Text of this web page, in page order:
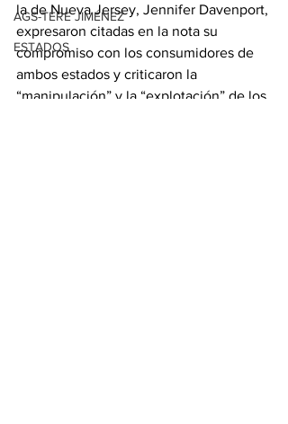
AGS-TERE JIMÉNEZ
ESTADOS
la de Nueva Jersey, Jennifer Davenport,
expresaron citadas en la nota su
compromiso con los consumidores de
ambos estados y criticaron la
“manipulación” y la “explotación” de los